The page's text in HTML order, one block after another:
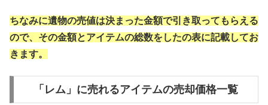
ちなみに遺物の売値は決まった金額で引き取ってもらえる
ので、その金額とアイテムの総数をしたの表に記載してお
きます。
「レム」に売れるアイテムの売却価格一覧